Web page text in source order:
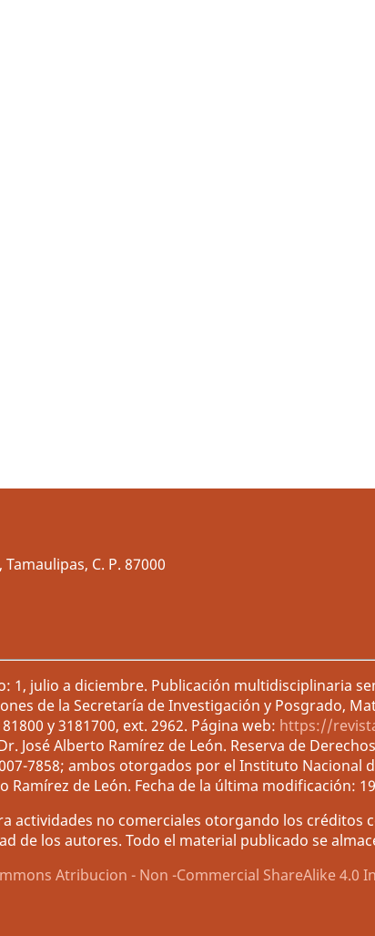
C. P. 87000
1, julio a diciembre. Publicación multidisciplinaria
de la Secretaría de Investigación y Posgrado,
y 3181700, ext. 2962. Página web: https://
José Alberto Ramírez de León. Reserva de
7858; ambos otorgados por el Instituto Nacional
Ramírez de León. Fecha de la última modificación:
actividades no comerciales otorgando los créditos
de los autores. Todo el material publicado se
Atribucion - Non -Commercial ShareAlike 4.0